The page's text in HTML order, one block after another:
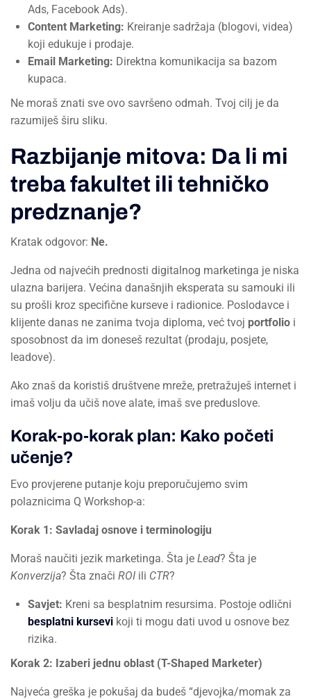
Ads, Facebook Ads).
Content Marketing: Kreiranje sadržaja (blogovi, videa)
koji edukuje i prodaje.
Email Marketing: Direktna komunikacija sa bazom
kupaca.
Ne moraš znati sve ovo savršeno odmah. Tvoj cilj je da
razumiješ širu sliku.
Razbijanje mitova: Da li mi
treba fakultet ili tehničko
predznanje?
Kratak odgovor: Ne.
Jedna od najvećih prednosti digitalnog marketinga je niska
ulazna barijera. Većina današnjih eksperata su samouki ili
su prošli kroz specifične kurseve i radionice. Poslodavce i
klijente danas ne zanima tvoja diploma, već tvoj portfolio i
sposobnost da im doneseš rezultat (prodaju, posjete,
leadove).
Ako znaš da koristiš društvene mreže, pretražuješ internet i
imaš volju da učiš nove alate, imaš sve preduslove.
Korak-po-korak plan: Kako početi
učenje?
Evo provjerene putanje koju preporučujemo svim
polaznicima Q Workshop-a:
Korak 1: Savladaj osnove i terminologiju
Moraš naučiti jezik marketinga. Šta je Lead? Šta je
Konverzija? Šta znači ROI ili CTR?
Savjet: Kreni sa besplatnim resursima. Postoje odlični
besplatni kursevi koji ti mogu dati uvod u osnove bez
rizika.
Korak 2: Izaberi jednu oblast (T-Shaped Marketer)
Najveća greška je pokušaj da budeš “djevojka/momak za